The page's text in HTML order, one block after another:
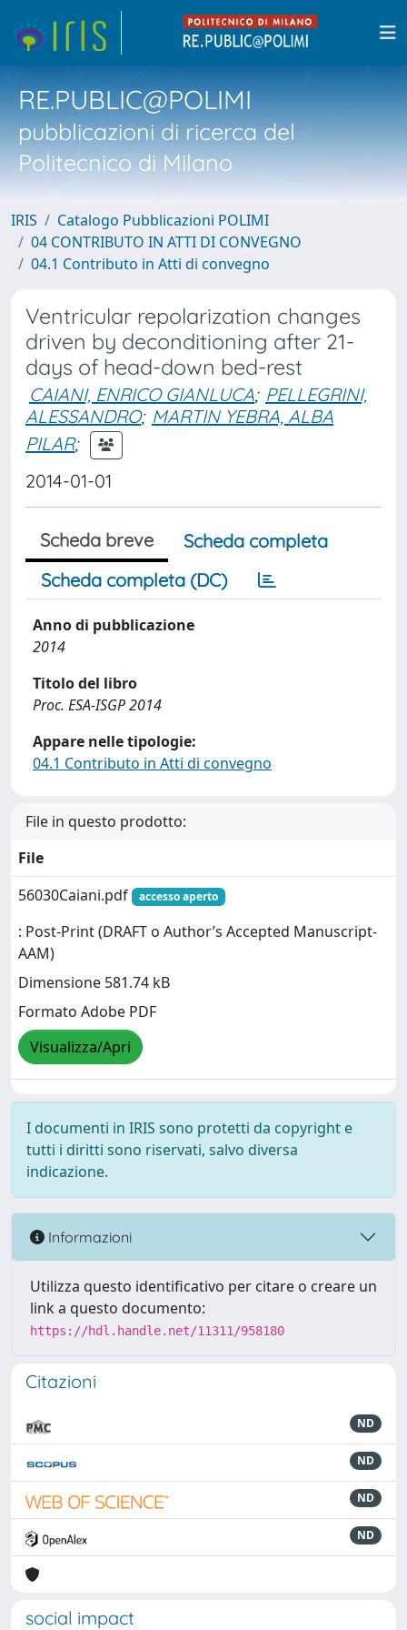
RE.PUBLIC@POLIMI
pubblicazioni di ricerca del
Politecnico di Milano
IRIS
Catalogo Pubblicazioni POLIMI
04 CONTRIBUTO IN ATTI DI CONVEGNO
04.1 Contributo in Atti di convegno
Ventricular repolarization changes
driven by deconditioning after 21-
days of head-down bed-rest
CAIANI, ENRICO GIANLUCA; PELLEGRINI,
ALESSANDRO; MARTIN YEBRA, ALBA
PILAR;
2014-01-01
Scheda breve
Scheda completa
Scheda completa (DC)
Anno di pubblicazione
2014
Titolo del libro
Proc. ESA-ISGP 2014
Appare nelle tipologie:
04.1 Contributo in Atti di convegno
File in questo prodotto:
File
56030Caiani.pdf
accesso aperto
: Post-Print (DRAFT o Author’s Accepted Manuscript-
AAM)
Dimensione 581.74 kB
Formato Adobe PDF
Visualizza/Apri
I documenti in IRIS sono protetti da copyright e
tutti i diritti sono riservati, salvo diversa
indicazione.
Informazioni
Utilizza questo identificativo per citare o creare un
link a questo documento:
https://hdl.handle.net/11311/958180
Citazioni
ND
ND
ND
ND
social impact